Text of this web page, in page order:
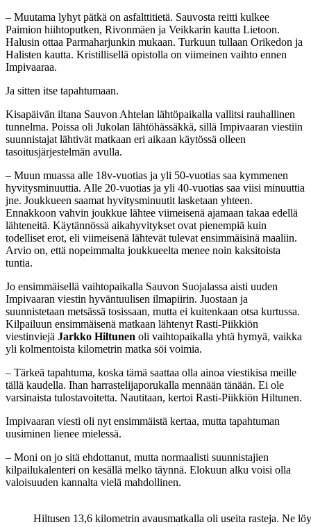
– Muutama lyhyt pätkä on asfalttitietä. Sauvosta reitti kulkee
Paimion hiihtoputken, Rivonmäen ja Veikkarin kautta Lietoon.
Halusin ottaa Parmaharjunkin mukaan. Turkuun tullaan Orikedon ja
Halisten kautta. Kristillisellä opistolla on viimeinen vaihto ennen
Impivaaraa.
Ja sitten itse tapahtumaan.
Kisapäivän iltana Sauvon Ahtelan lähtöpaikalla vallitsi rauhallinen
tunnelma. Poissa oli Jukolan lähtöhässäkkä, sillä Impivaaran viestiin
suunnistajat lähtivät matkaan eri aikaan käytössä olleen
tasoitusjärjestelmän avulla.
– Muun muassa alle 18v-vuotias ja yli 50-vuotias saa kymmenen
hyvitysminuuttia. Alle 20-vuotias ja yli 40-vuotias saa viisi minuuttia
jne. Joukkueen saamat hyvitysminuutit lasketaan yhteen.
Ennakkoon vahvin joukkue lähtee viimeisenä ajamaan takaa edellä
lähteneitä. Käytännössä aikahyvitykset ovat pienempiä kuin
todelliset erot, eli viimeisenä lähtevät tulevat ensimmäisinä maaliin.
Arvio on, että nopeimmalta joukkueelta menee noin kaksitoista
tuntia.
Jo ensimmäisellä vaihtopaikalla Sauvon Suojalassa aisti uuden
Impivaaran viestin hyväntuulisen ilmapiirin. Juostaan ja
suunnistetaan metsässä tosissaan, mutta ei kuitenkaan otsa kurtussa.
Kilpailuun ensimmäisenä matkaan lähtenyt Rasti-Piikkiön
viestinviejä Jarkko Hiltunen oli vaihtopaikalla yhtä hymyä, vaikka
yli kolmentoista kilometrin matka söi voimia.
– Tärkeä tapahtuma, koska tämä saattaa olla ainoa viestikisa meille
tällä kaudella. Ihan harrastelijaporukalla mennään tänään. Ei ole
varsinaista tulostavoitetta. Nautitaan, kertoi Rasti-Piikkiön Hiltunen.
Impivaaran viesti oli nyt ensimmäistä kertaa, mutta tapahtuman
uusiminen lienee mielessä.
– Moni on jo sitä ehdottanut, mutta normaalisti suunnistajien
kilpailukalenteri on kesällä melko täynnä. Elokuun alku voisi olla
valoisuuden kannalta vielä mahdollinen.
Hiltusen 13,6 kilometrin avausmatkalla oli useita rasteja. Ne